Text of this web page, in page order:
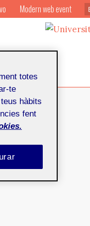
Modern web event
totes
te
hàbits
fent